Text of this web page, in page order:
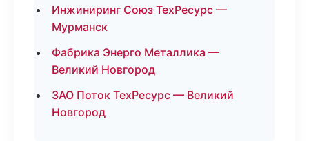
Инжиниринг Союз ТехРесурс —
Мурманск
Фабрика Энерго Металлика —
Великий Новгород
ЗАО Поток ТехРесурс — Великий
Новгород